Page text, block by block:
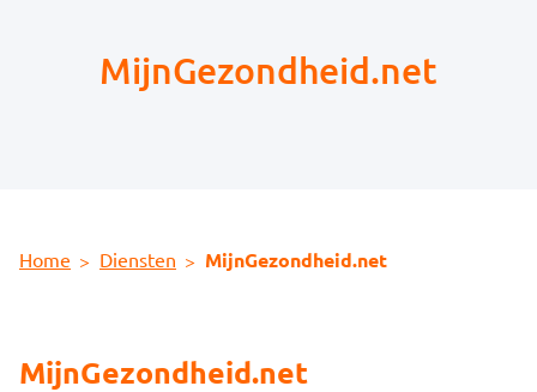
Home Diensten MijnGezondheid.net
MijnGezondheid.net
MijnGezondheid.net